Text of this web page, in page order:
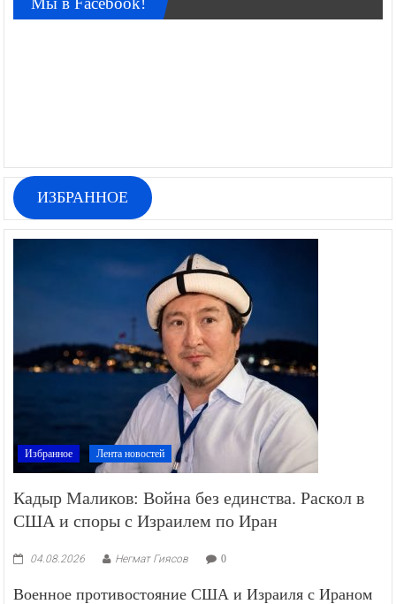
ИЗБРАННОЕ
Избранное Лента новостей
Кадыр Маликов: Война без единства. Раскол в
США и споры с Израилем по Иран
04.08.2026 Негмат Гиясов 0
Военное противостояние США и Израиля с Ираном